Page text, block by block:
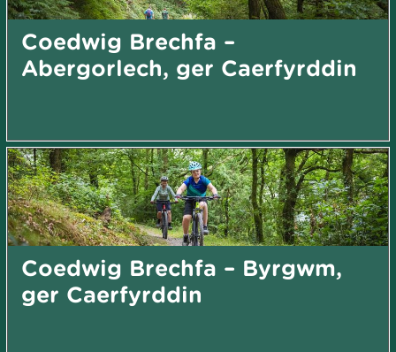
Coedwig Brechfa –
Abergorlech, ger Caerfyrddin
Coedwig Brechfa – Byrgwm,
ger Caerfyrddin